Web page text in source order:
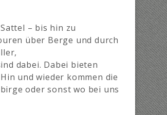
– bis hin zu
über Berge und durch
dabei. Dabei bieten
und wieder kommen die
oder sonst wo bei uns